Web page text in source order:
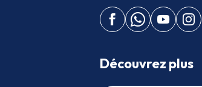
Découvrez plus